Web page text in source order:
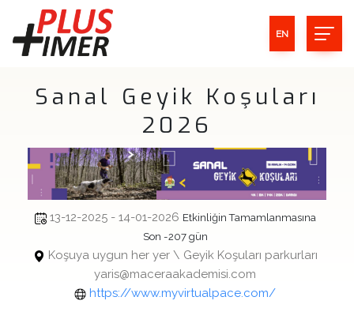
EN
Sanal Geyik Koşuları
2026
13-12-2025 - 14-01-2026 Etkinliğin Tamamlanmasına
Son -207 gün
Koşuya uygun her yer \ Geyik Koşuları parkurları
yaris@maceraakademisi.com
https://www.myvirtualpace.com/